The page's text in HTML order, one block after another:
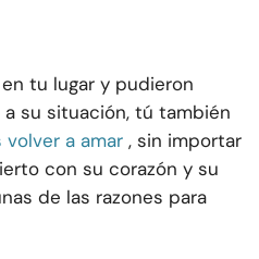
tu lugar y pudieron
su situación, tú también
volver a amar , sin importar
con su corazón y su
de las razones para